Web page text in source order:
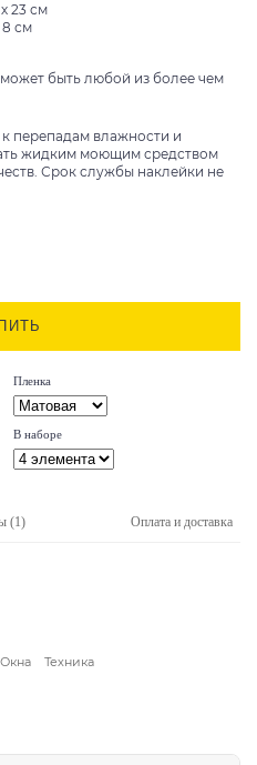
23 см
8 см
быть любой из более чем
перепадам влажности и
жидким моющим средством
Срок службы наклейки не
Пленка
В наборе
(1) Оплата и доставка
Окна Техника